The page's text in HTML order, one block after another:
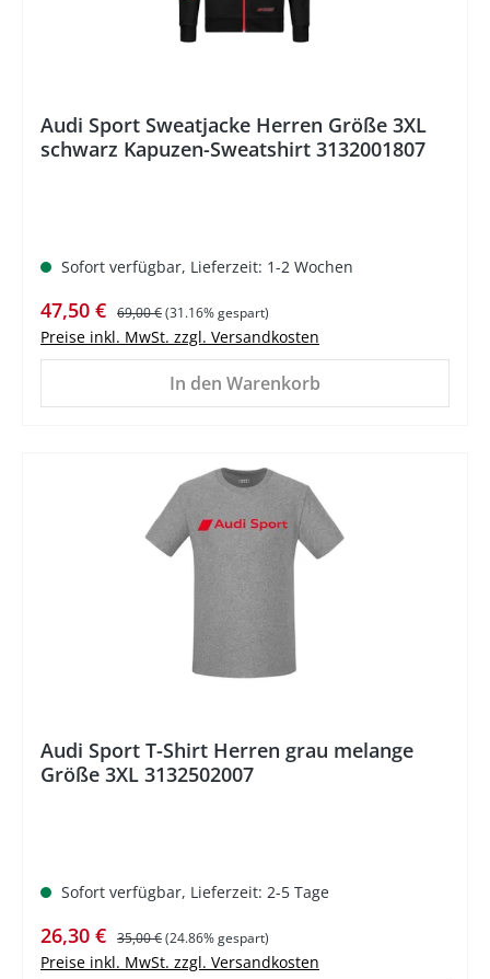
Audi Sport Sweatjacke Herren Größe 3XL
schwarz Kapuzen-Sweatshirt 3132001807
Sofort verfügbar, Lieferzeit: 1-2 Wochen
Verkaufspreis:
47,50 € Regulärer Preis:
69,00 €(31.16% gespart)
Preise inkl. MwSt. zzgl. Versandkosten
In den Warenkorb
Audi Sport T-Shirt Herren grau melange
Größe 3XL 3132502007
Sofort verfügbar, Lieferzeit: 2-5 Tage
Verkaufspreis:
26,30 € Regulärer Preis:
35,00 €(24.86% gespart)
Preise inkl. MwSt. zzgl. Versandkosten